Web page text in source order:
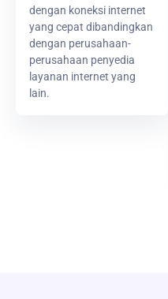
dengan koneksi internet
yang cepat dibandingkan
dengan perusahaan-
perusahaan penyedia
layanan internet yang
lain.